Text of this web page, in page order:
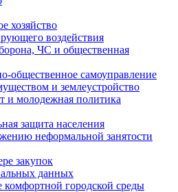
хозяйство
воздействия
ЧС и общественная
общественное самоуправление
и землеустройство
и молодежная политика
защита населения
неформальной занятости
закупок
данных
городской среды